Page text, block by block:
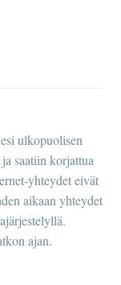
ulkopuolisen
saatiin korjattua
yhteydet eivät
aikaan yhteydet
ajan.